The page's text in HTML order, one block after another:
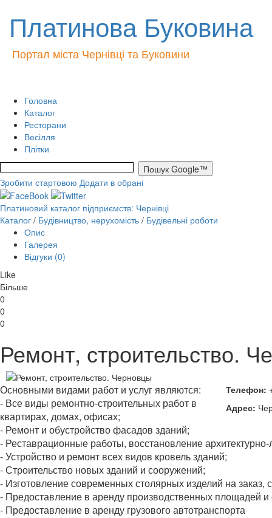
Платинова Буковина
Портал міста Чернівці та Буковини
Головна
Каталог
Ресторани
Весілля
Плітки
Зробити стартовою Додати в обрані
Платиновий каталог підприємств: Чернівці
Каталог / Будівництво, нерухомість / Будівельні роботи
Опис
Галерея
Відгуки (0)
Like
Більше
0
0
0
Ремонт, строительство.
Телефон:
Адрес:
Основными видами работ и услуг являются:
- Все виды ремонтно-строительных работ в
квартирах, домах, офисах;
- Ремонт и обустройство фасадов зданий;
- Реставрационные работы, восстановление архитектурно-
- Устройство и ремонт всех видов кровель зданий;
- Строительство новых зданий и сооружений;
- Изготовление современных столярных изделий на заказ,
- Предоставление в аренду производственных площадей
- Предоставление в аренду грузового автотранспорта